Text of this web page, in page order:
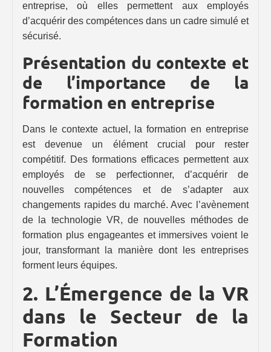
entreprise, où elles permettent aux employés
d’acquérir des compétences dans un cadre simulé et
sécurisé.
Présentation du contexte et
de l’importance de la
formation en entreprise
Dans le contexte actuel, la formation en entreprise
est devenue un élément crucial pour rester
compétitif. Des formations efficaces permettent aux
employés de se perfectionner, d’acquérir de
nouvelles compétences et de s’adapter aux
changements rapides du marché. Avec l’avènement
de la technologie VR, de nouvelles méthodes de
formation plus engageantes et immersives voient le
jour, transformant la manière dont les entreprises
forment leurs équipes.
2. L’Émergence de la VR
dans le Secteur de la
Formation